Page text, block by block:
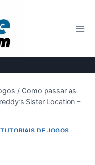
/ Como passar as
Sister Location –
TUTORIAIS DE JOGOS